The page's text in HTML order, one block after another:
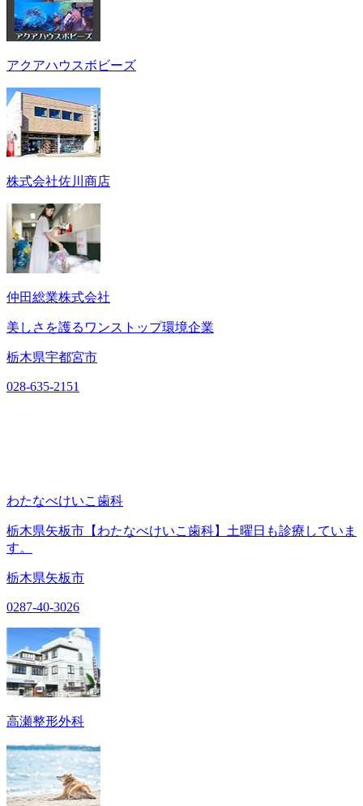
アクアハウスボビーズ
株式会社佐川商店
仲田総業株式会社
美しさを護るワンストップ環境企業
栃木県宇都宮市
028-635-2151
わたなべけいこ歯科
栃木県矢板市【わたなべけいこ歯科】土曜日も診療していま
す。
栃木県矢板市
0287-40-3026
高瀬整形外科